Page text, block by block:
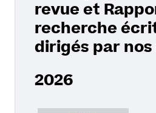
revue et
recherche
dirigés par nos
2026